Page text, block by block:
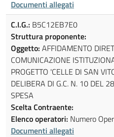
Documenti allegati
C.I.G.: B5C12EB7E0
Struttura proponente:
Oggetto: AFFIDAMENTO
COMUNICAZIONE
PROGETTO 'CELLE DI SAN
DELIBERA DI G.C. N. 10 DEL
SPESA
Scelta Contraente:
Elenco operatori: Numero
Documenti allegati